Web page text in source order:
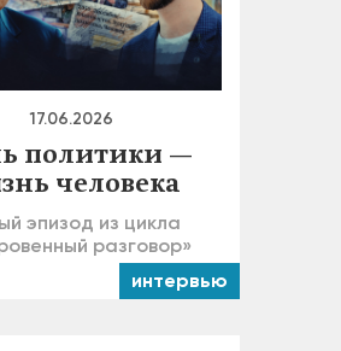
17.06.2026
политики —
человека
эпизод из цикла
разговор»
интервью